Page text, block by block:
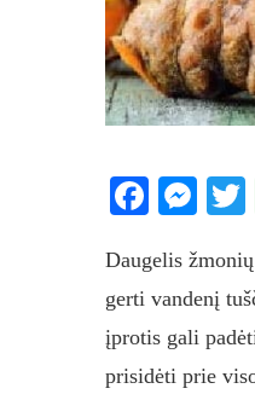
Daugelis
gerti vandenį
įprotis gali
prisidėti prie